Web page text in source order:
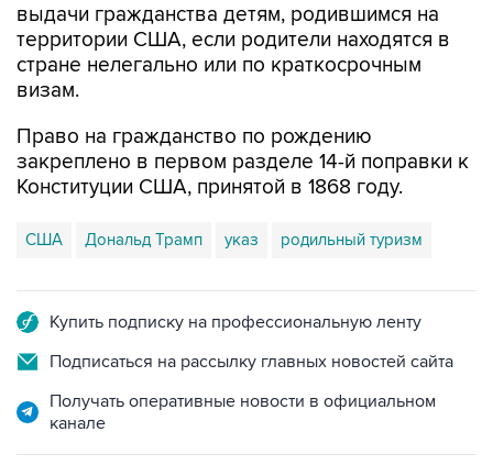
выдачи гражданства детям, родившимся на
территории США, если родители находятся в
стране нелегально или по краткосрочным
визам.
Право на гражданство по рождению
закреплено в первом разделе 14-й поправки к
Конституции США, принятой в 1868 году.
США Дональд Трамп указ родильный туризм
Купить подписку на профессиональную ленту
Подписаться на рассылку главных новостей сайта
Получать оперативные новости в официальном
канале